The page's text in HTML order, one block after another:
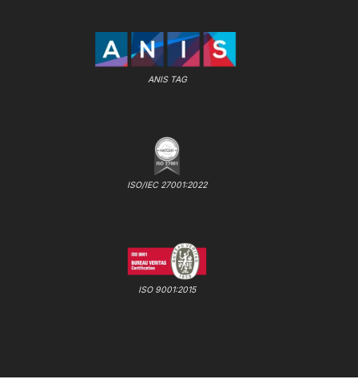
ANIS TAG
ISO/IEC 27001:2022
ISO 9001:2015